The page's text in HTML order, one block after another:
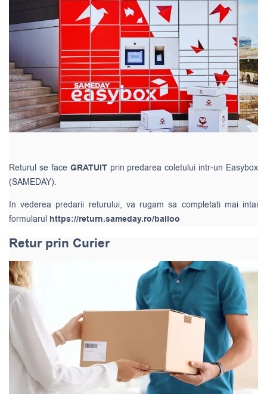
Returul se face GRATUIT prin predarea coletului intr-un Easybox
(SAMEDAY).
In vederea predarii returului, va rugam sa completati mai intai
formularul https://return.sameday.ro/balloo
Retur prin Curier